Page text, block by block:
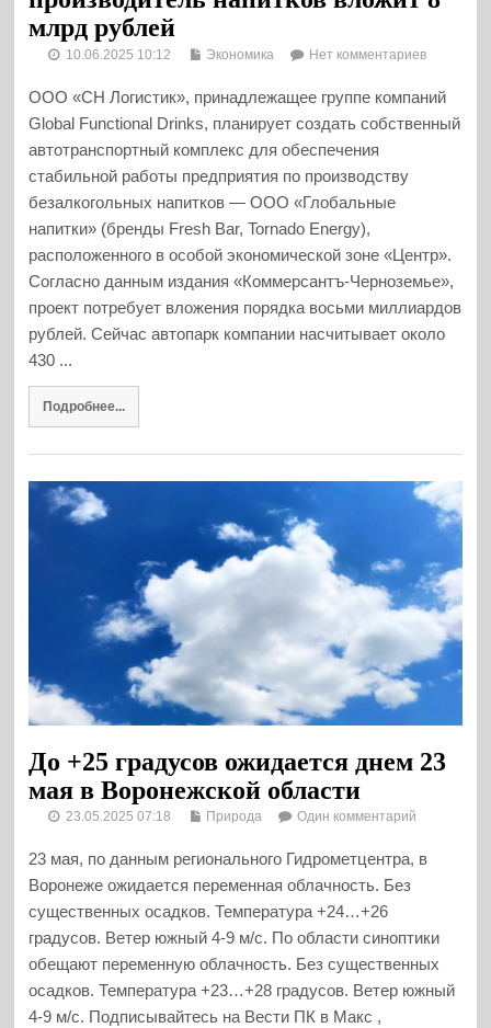
млрд рублей
10.06.2025 10:12 Экономика Нет комментариев
ООО «СН Логистик», принадлежащее группе компаний
Global Functional Drinks, планирует создать собственный
автотранспортный комплекс для обеспечения
стабильной работы предприятия по производству
безалкогольных напитков — ООО «Глобальные
напитки» (бренды Fresh Bar, Tornado Energy),
расположенного в особой экономической зоне «Центр».
Согласно данным издания «Коммерсантъ-Черноземье»,
проект потребует вложения порядка восьми миллиардов
рублей. Сейчас автопарк компании насчитывает около
430 ...
Подробнее...
До +25 градусов ожидается днем 23
мая в Воронежской области
23.05.2025 07:18 Природа Один комментарий
23 мая, по данным регионального Гидрометцентра, в
Воронеже ожидается переменная облачность. Без
существенных осадков. Температура +24…+26
градусов. Ветер южный 4-9 м/с. По области синоптики
обещают переменную облачность. Без существенных
осадков. Температура +23…+28 градусов. Ветер южный
4-9 м/с. Подписывайтесь на Вести ПК в Макс ,